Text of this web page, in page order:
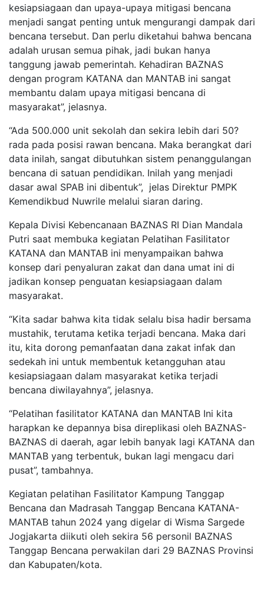
kesiapsiagaan dan upaya-upaya mitigasi bencana
menjadi sangat penting untuk mengurangi dampak dari
bencana tersebut. Dan perlu diketahui bahwa bencana
adalah urusan semua pihak, jadi bukan hanya
tanggung jawab pemerintah. Kehadiran BAZNAS
dengan program KATANA dan MANTAB ini sangat
membantu dalam upaya mitigasi bencana di
masyarakat”, jelasnya.
“Ada 500.000 unit sekolah dan sekira lebih dari 50?
rada pada posisi rawan bencana. Maka berangkat dari
data inilah, sangat dibutuhkan sistem penanggulangan
bencana di satuan pendidikan. Inilah yang menjadi
dasar awal SPAB ini dibentuk”, jelas Direktur PMPK
Kemendikbud Nuwrile melalui siaran daring.
Kepala Divisi Kebencanaan BAZNAS RI Dian Mandala
Putri saat membuka kegiatan Pelatihan Fasilitator
KATANA dan MANTAB ini menyampaikan bahwa
konsep dari penyaluran zakat dan dana umat ini di
jadikan konsep penguatan kesiapsiagaan dalam
masyarakat.
“Kita sadar bahwa kita tidak selalu bisa hadir bersama
mustahik, terutama ketika terjadi bencana. Maka dari
itu, kita dorong pemanfaatan dana zakat infak dan
sedekah ini untuk membentuk ketangguhan atau
kesiapsiagaan dalam masyarakat ketika terjadi
bencana diwilayahnya”, jelasnya.
“Pelatihan fasilitator KATANA dan MANTAB Ini kita
harapkan ke depannya bisa direplikasi oleh BAZNAS-
BAZNAS di daerah, agar lebih banyak lagi KATANA dan
MANTAB yang terbentuk, bukan lagi mengacu dari
pusat”, tambahnya.
Kegiatan pelatihan Fasilitator Kampung Tanggap
Bencana dan Madrasah Tanggap Bencana KATANA-
MANTAB tahun 2024 yang digelar di Wisma Sargede
Jogjakarta diikuti oleh sekira 56 personil BAZNAS
Tanggap Bencana perwakilan dari 29 BAZNAS Provinsi
dan Kabupaten/kota.